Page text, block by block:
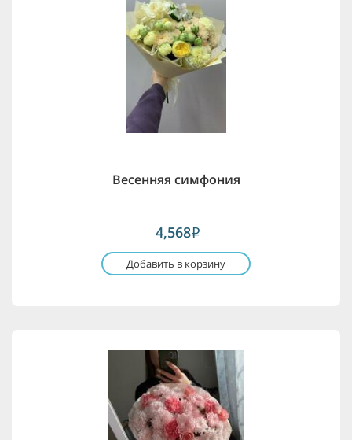
Весенняя симфония
4,568i
Добавить в корзину